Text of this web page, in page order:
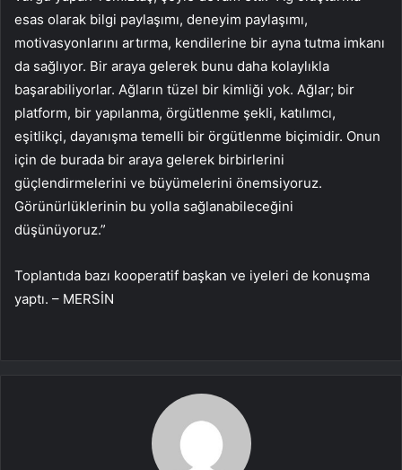
esas olarak bilgi paylaşımı, deneyim paylaşımı,
motivasyonlarını artırma, kendilerine bir ayna tutma imkanı
da sağlıyor. Bir araya gelerek bunu daha kolaylıkla
başarabiliyorlar. Ağların tüzel bir kimliği yok. Ağlar; bir
platform, bir yapılanma, örgütlenme şekli, katılımcı,
eşitlikçi, dayanışma temelli bir örgütlenme biçimidir. Onun
için de burada bir araya gelerek birbirlerini
güçlendirmelerini ve büyümelerini önemsiyoruz.
Görünürlüklerinin bu yolla sağlanabileceğini
düşünüyoruz.”
Toplantıda bazı kooperatif başkan ve iyeleri de konuşma
yaptı. – MERSİN